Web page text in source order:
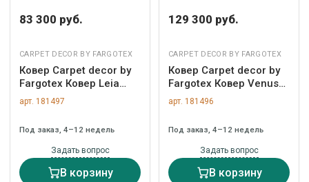
83 300 руб.
CARPET DECOR BY FARGOTEX
Ковер Carpet decor by
Fargotex Ковер Leia
Beige 160х230 см арт.
C1426
арт. 181497
Под заказ, 4–12 недель
Задать вопрос
В корзину
129 300 руб.
CARPET DECOR BY FARGOTEX
Ковер Carpet decor by
Fargotex Ковер Venus
Pastelle 200х300 см
арт. C1425
арт. 181496
Под заказ, 4–12 недель
Задать вопрос
В корзину